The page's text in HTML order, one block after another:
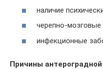
наличие
черепно-
инфекционные
Причины